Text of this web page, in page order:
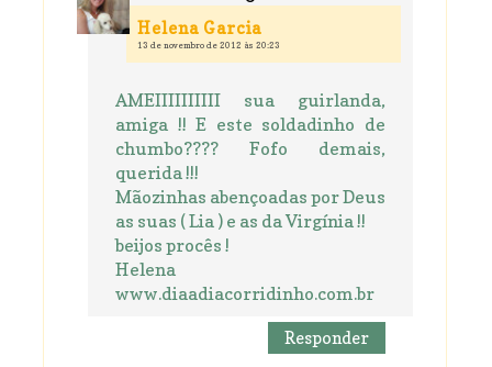
Helena Garcia
13 de novembro de 2012 às 20:23
AMEIIIIIIIIII sua guirlanda,
amiga !! E este soldadinho de
chumbo???? Fofo demais,
querida !!!
Mãozinhas abençoadas por Deus
as suas ( Lia ) e as da Virgínia !!
beijos procês !
Helena
www.diaadiacorridinho.com.br
Responder